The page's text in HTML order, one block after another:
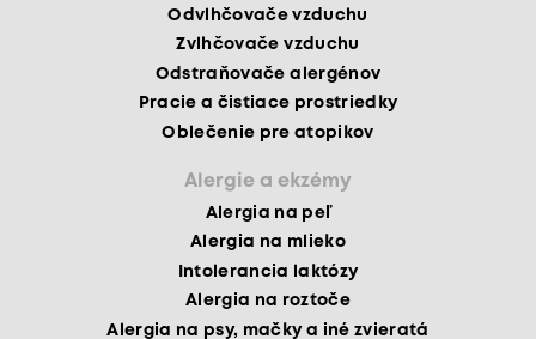
Odvlhčovače vzduchu
Zvlhčovače vzduchu
Odstraňovače alergénov
Pracie a čistiace prostriedky
Oblečenie pre atopikov
Alergie a ekzémy
Alergia na peľ
Alergia na mlieko
Intolerancia laktózy
Alergia na roztoče
Alergia na psy, mačky a iné zvieratá